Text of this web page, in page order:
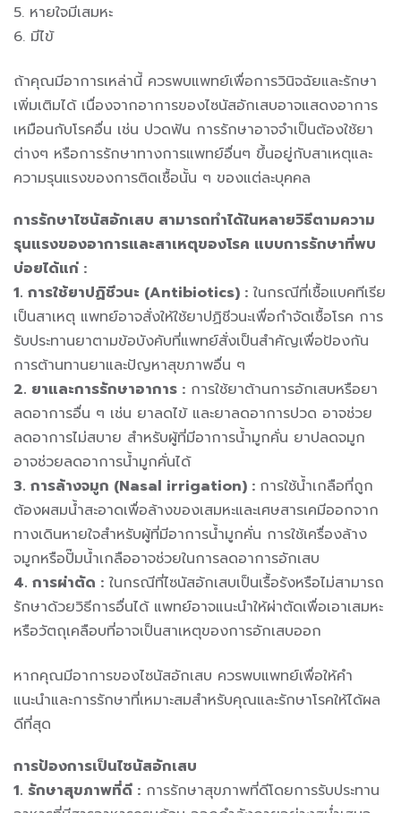
5. หายใจมีเสมหะ
6. มีไข้
ถ้าคุณมีอาการเหล่านี้ ควรพบแพทย์เพื่อการวินิจฉัยและรักษา
เพิ่มเติมได้ เนื่องจากอาการของไซนัสอักเสบอาจแสดงอาการ
เหมือนกับโรคอื่น เช่น ปวดฟัน การรักษาอาจจำเป็นต้องใช้ยา
ต่างๆ หรือการรักษาทางการแพทย์อื่นๆ ขึ้นอยู่กับสาเหตุและ
ความรุนแรงของการติดเชื้อนั้น ๆ ของแต่ละบุคคล
การรักษาไซนัสอักเสบ สามารถทำได้ในหลายวิธีตามความ
รุนแรงของอาการและสาเหตุของโรค แบบการรักษาที่พบ
บ่อยได้แก่ :
1. การใช้ยาปฏิชีวนะ (Antibiotics) : ในกรณีที่เชื้อแบคทีเรีย
เป็นสาเหตุ แพทย์อาจสั่งให้ใช้ยาปฏิชีวนะเพื่อกำจัดเชื้อโรค การ
รับประทานยาตามข้อบังคับที่แพทย์สั่งเป็นสำคัญเพื่อป้องกัน
การต้านทานยาและปัญหาสุขภาพอื่น ๆ
2. ยาและการรักษาอาการ : การใช้ยาต้านการอักเสบหรือยา
ลดอาการอื่น ๆ เช่น ยาลดไข้ และยาลดอาการปวด อาจช่วย
ลดอาการไม่สบาย สำหรับผู้ที่มีอาการน้ำมูกคั่น ยาปลดจมูก
อาจช่วยลดอาการน้ำมูกคั่นได้
3. การล้างจมูก (Nasal irrigation) : การใช้น้ำเกลือที่ถูก
ต้องผสมน้ำสะอาดเพื่อล้างของเสมหะและเศษสารเคมีออกจาก
ทางเดินหายใจสำหรับผู้ที่มีอาการน้ำมูกคั่น การใช้เครื่องล้าง
จมูกหรือปั๊มน้ำเกลืออาจช่วยในการลดอาการอักเสบ
4. การผ่าตัด : ในกรณีที่ไซนัสอักเสบเป็นเรื้อรังหรือไม่สามารถ
รักษาด้วยวิธีการอื่นได้ แพทย์อาจแนะนำให้ผ่าตัดเพื่อเอาเสมหะ
หรือวัตถุเคลือบที่อาจเป็นสาเหตุของการอักเสบออก
หากคุณมีอาการของไซนัสอักเสบ ควรพบแพทย์เพื่อให้คำ
แนะนำและการรักษาที่เหมาะสมสำหรับคุณและรักษาโรคให้ได้ผล
ดีที่สุด
การป้องการเป็นไซนัสอักเสบ
1. รักษาสุขภาพที่ดี : การรักษาสุขภาพที่ดีโดยการรับประทาน